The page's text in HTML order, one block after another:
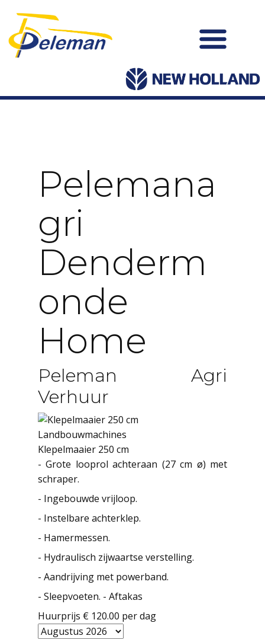
Pelemana
Gri
Denderm
Onde
Home
Peleman Agri
Verhuur
Landbouwmachines
Klepelmaaier 250 cm
- Grote looprol achteraan (27 cm ø) met
schraper.
- Ingebouwde vrijloop.
- Instelbare achterklep.
- Hamermessen.
- Hydraulisch zijwaartse verstelling.
- Aandrijving met powerband.
- Sleepvoeten. - Aftakas
Huurprijs € 120.00 per dag